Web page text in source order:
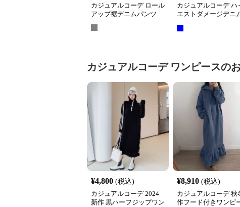
カジュアルコーデ ロール
アップ裾デニムパンツ
カジュアルコーデ ハ
エストダメージデニ
カジュアルコーデ ワンピースの
¥4,800 (税込)
カジュアルコーデ 2024
新作 黒ハーフジップワン
¥8,910 (税込)
カジュアルコーデ 秋
作フード付きワンピ